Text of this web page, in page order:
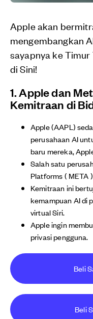
Apple akan
mengembangkan
sayapnya ke Timur
di Sini!
1. Apple dan
Kemitraan di
Apple (AAPL)
perusahaan AI
baru mereka,
Salah satu
Platforms ( META
Kemitraan ini
kemampuan AI di
virtual Siri.
Apple ingin
privasi pengguna.
Beli
Beli